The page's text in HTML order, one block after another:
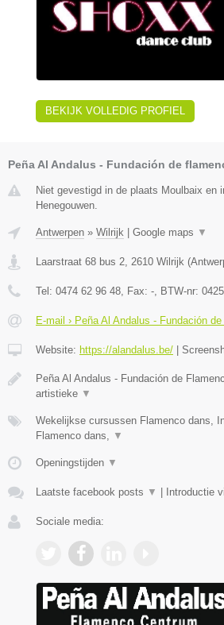
BEKIJK VOLLEDIG PROFIEL
Peña Al Andalus - Fundación de
Niet gevestigd in de plaats Moulbaix en
Henegouwen.
Antwerpen » Wilrijk | Google maps ▼
Laarstraat 68 bus 2 2610 Wilrijk (
Tel: 0474 62 96 48 , Fax: - , BTW-nr:
E-mail › Peña Al Andalus - Fundación
Website: https://alandalus.be/ |
Peña Al Andalus - Fundación de
artistieke ▼
Wekelijkse cursussen Flamenco dans,
Flamenco dans,
▼
Openingstijden ▼
Laatste facebook posts ▼ | Introductie
Sociale media: